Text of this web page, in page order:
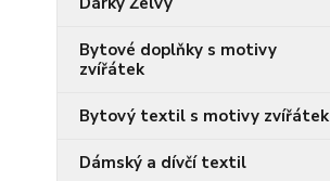
Bytové doplňky s motivy
zvířátek
Bytový textil s motivy zvířátek
Dámský a dívčí textil